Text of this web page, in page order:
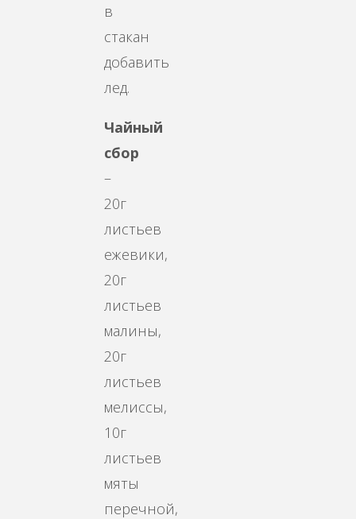
в
стакан
добавить
лед.
Чайный
сбор
–
20г
листьев
ежевики,
20г
листьев
малины,
20г
листьев
мелиссы,
10г
листьев
мяты
перечной,